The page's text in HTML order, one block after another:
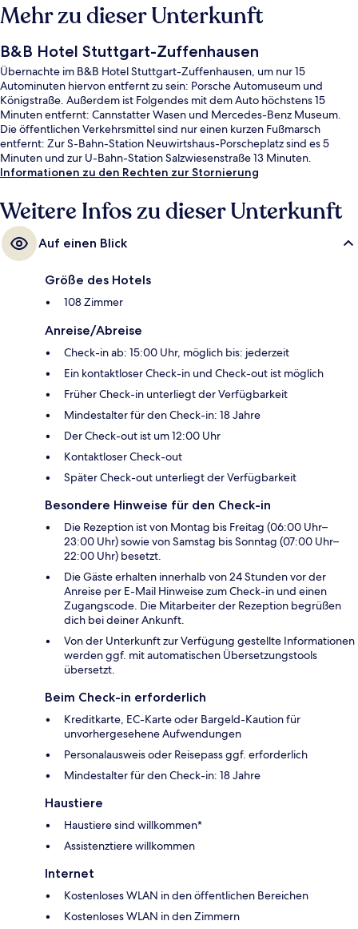
Mehr zu dieser Unterkunft
B&B Hotel Stuttgart-Zuffenhausen
Übernachte im B&B Hotel Stuttgart-Zuffenhausen, um nur 15
Autominuten hiervon entfernt zu sein: Porsche Automuseum und
Königstraße. Außerdem ist Folgendes mit dem Auto höchstens 15
Minuten entfernt: Cannstatter Wasen und Mercedes-Benz Museum.
Die öffentlichen Verkehrsmittel sind nur einen kurzen Fußmarsch
entfernt: Zur S-Bahn-Station Neuwirtshaus-Porscheplatz sind es 5
Minuten und zur U-Bahn-Station Salzwiesenstraße 13 Minuten.
Informationen zu den Rechten zur Stornierung
Weitere Infos zu dieser Unterkunft
Auf einen Blick
Größe des Hotels
108 Zimmer
Anreise/Abreise
Check-in ab: 15:00 Uhr, möglich bis: jederzeit
Ein kontaktloser Check-in und Check-out ist möglich
Früher Check-in unterliegt der Verfügbarkeit
Mindestalter für den Check-in: 18 Jahre
Der Check-out ist um 12:00 Uhr
Kontaktloser Check-out
Später Check-out unterliegt der Verfügbarkeit
Besondere Hinweise für den Check-in
Die Rezeption ist von Montag bis Freitag (06:00 Uhr–
23:00 Uhr) sowie von Samstag bis Sonntag (07:00 Uhr–
22:00 Uhr) besetzt.
Die Gäste erhalten innerhalb von 24 Stunden vor der
Anreise per E-Mail Hinweise zum Check-in und einen
Zugangscode. Die Mitarbeiter der Rezeption begrüßen
dich bei deiner Ankunft.
Von der Unterkunft zur Verfügung gestellte Informationen
werden ggf. mit automatischen Übersetzungstools
übersetzt.
Beim Check-in erforderlich
Kreditkarte, EC-Karte oder Bargeld-Kaution für
unvorhergesehene Aufwendungen
Personalausweis oder Reisepass ggf. erforderlich
Mindestalter für den Check-in: 18 Jahre
Haustiere
Haustiere sind willkommen*
Assistenztiere willkommen
Internet
Kostenloses WLAN in den öffentlichen Bereichen
Kostenloses WLAN in den Zimmern